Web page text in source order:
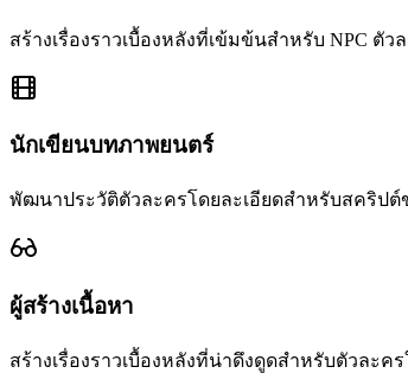
สร้างเรื่องราวเบื้องหลังที่เข้มข้นสำหรับ NPC
นักเขียนบทภาพยนตร์
พัฒนาประวัติตัวละครโดยละเอียดสำหรับสคริป
ผู้สร้างเนื้อหา
สร้างเรื่องราวเบื้องหลังที่น่าดึงดูดสำหรับตัวละ